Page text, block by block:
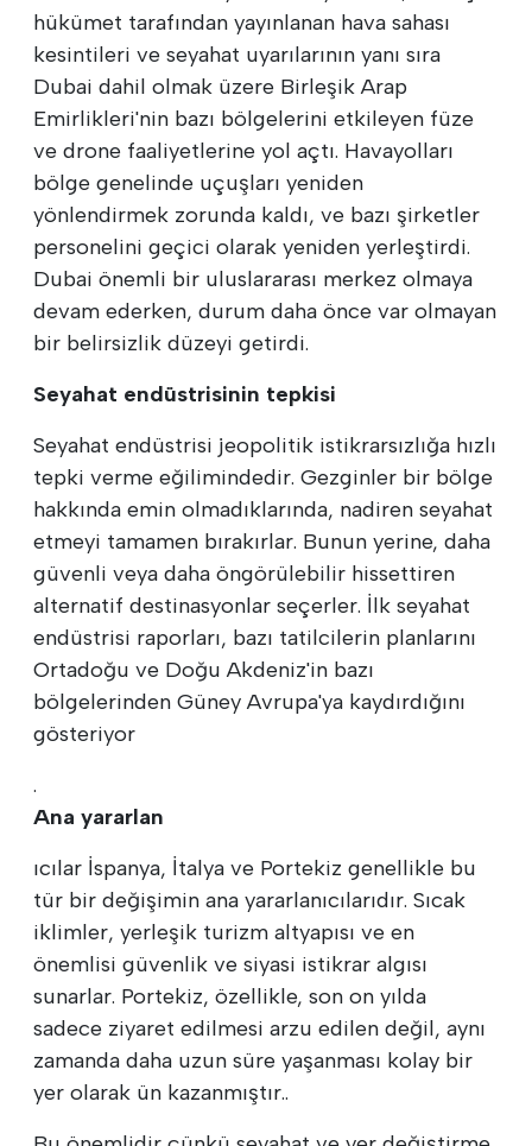
hükümet tarafından yayınlanan hava sahası
kesintileri ve seyahat uyarılarının yanı sıra
Dubai dahil olmak üzere Birleşik Arap
Emirlikleri'nin bazı bölgelerini etkileyen füze
ve drone faaliyetlerine yol açtı. Havayolları
bölge genelinde uçuşları yeniden
yönlendirmek zorunda kaldı, ve bazı şirketler
personelini geçici olarak yeniden yerleştirdi.
Dubai önemli bir uluslararası merkez olmaya
devam ederken, durum daha önce var olmayan
bir belirsizlik düzeyi getirdi.
Seyahat endüstrisinin tepkisi
Seyahat endüstrisi jeopolitik istikrarsızlığa hızlı
tepki verme eğilimindedir. Gezginler bir bölge
hakkında emin olmadıklarında, nadiren seyahat
etmeyi tamamen bırakırlar. Bunun yerine, daha
güvenli veya daha öngörülebilir hissettiren
alternatif destinasyonlar seçerler. İlk seyahat
endüstrisi raporları, bazı tatilcilerin planlarını
Ortadoğu ve Doğu Akdeniz'in bazı
bölgelerinden Güney Avrupa'ya kaydırdığını
gösteriyor
.
Ana yararlan
ıcılar İspanya, İtalya ve Portekiz genellikle bu
tür bir değişimin ana yararlanıcılarıdır. Sıcak
iklimler, yerleşik turizm altyapısı ve en
önemlisi güvenlik ve siyasi istikrar algısı
sunarlar. Portekiz, özellikle, son on yılda
sadece ziyaret edilmesi arzu edilen değil, aynı
zamanda daha uzun süre yaşanması kolay bir
yer olarak ün kazanmıştır..